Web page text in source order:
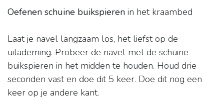
Oefenen schuine buikspieren in het kraambed
Laat je navel langzaam los, het liefst op de
uitademing. Probeer de navel met de schuine
buikspieren in het midden te houden. Houd drie
seconden vast en doe dit 5 keer. Doe dit nog een
keer op je andere kant.